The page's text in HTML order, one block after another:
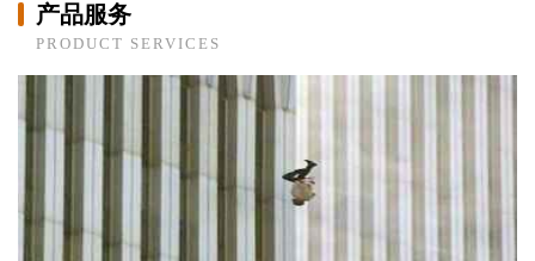
产品服务
PRODUCT SERVICES